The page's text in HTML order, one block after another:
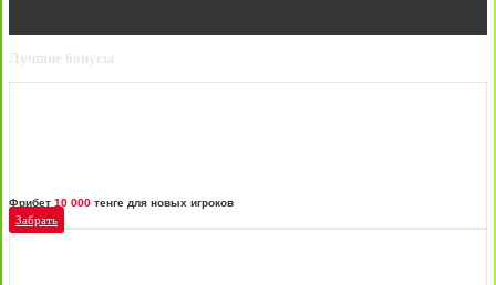
Лучшие бонусы
Фрибет 10 000 тенге для новых игроков
Забрать